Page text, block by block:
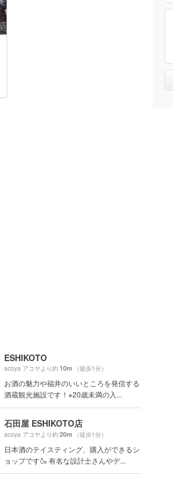
ESHIKOTO
acoya アコヤより約10m （徒歩1分）
お酒の魅力や福井のいいところを発信する
酒蔵観光施設です！※20歳未満の入...
石田屋 ESHIKOTO店
acoya アコヤより約20m （徒歩1分）
日本酒のテイスティング、購入ができるシ
ョップです🍶 有名な設計士さんやデ...